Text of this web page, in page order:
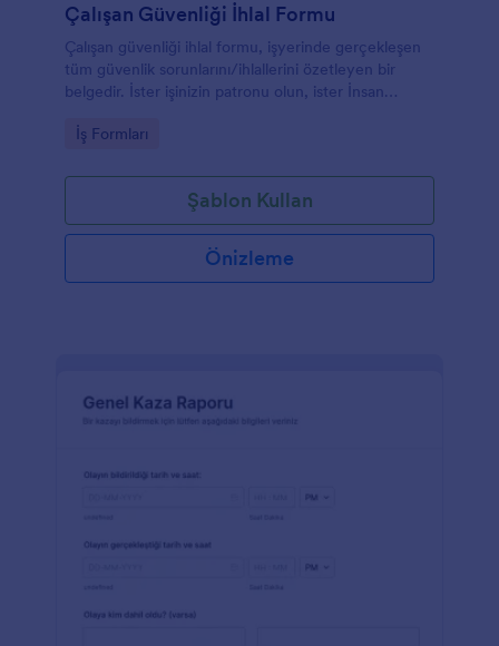
Çalışan Güvenliği İhlal Formu
Çalışan güvenliği ihlal formu, işyerinde gerçekleşen
tüm güvenlik sorunlarını/ihlallerini özetleyen bir
belgedir. İster işinizin patronu olun, ister İnsan
güvenlik ihlallerinin takibini yapmak için Çalışan
sorunu direkt olarak belgeleyin ve projenin geri kalan
süreci boyunca durumlarını takip edin; böylece siz
ve çalışanlarınız kazalardan ders çıkarabilir ve
gelecekte bunların önüne geçebilmenin yollarını
bulabilirsiniz.Çalışan Güvenliği İhlal Formunu
posta gelen kutunuzla, CRM’inizle veya tercih
ettiğiniz depolama hizmetiyle senkronize
Çalışan Güvenliği İhlal Formu her iş için ideal.
Go to Category:
İş Formları
Şablon Kullan
Önizleme